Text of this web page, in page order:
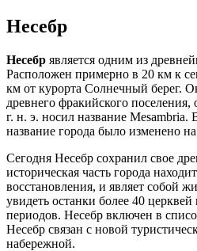
Несебр
Несебр является одним из
Расположен примерно в 20 км к
км от курорта Солнечный берег.
древнего фракийского
г. н. э. носил название Mesambria.
название города было изменено
Сегодня Несебр сохранил свое
историческая часть города
восстановления, и являет собой
увидеть останки более 40
периодов. Несебр включен в
Несебр связан с новой
набережной.